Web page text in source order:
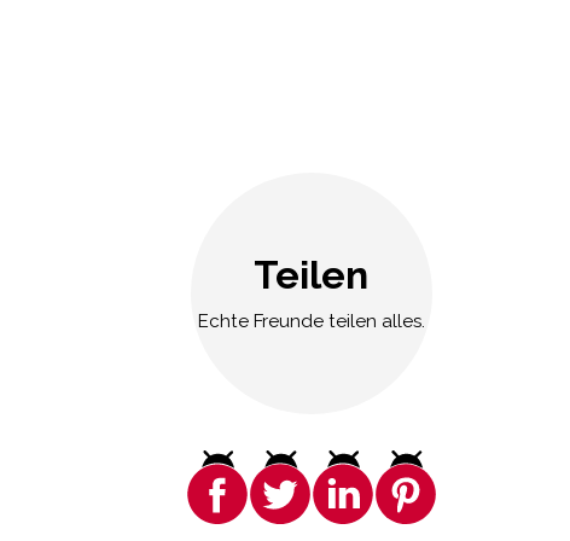
Teilen
Echte Freunde teilen alles.